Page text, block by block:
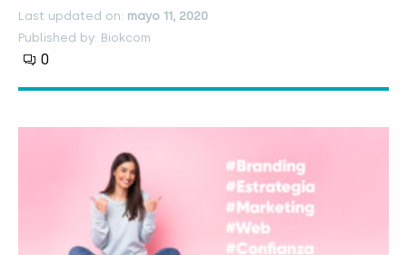
Last updated on: mayo 11, 2020
Published by: Biokcom
0